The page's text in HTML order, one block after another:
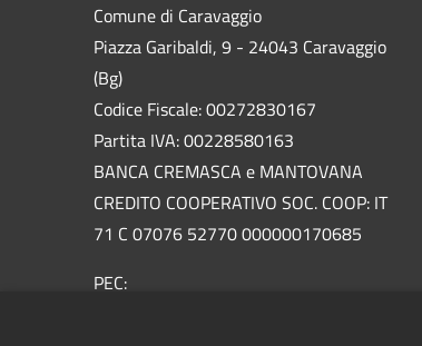
Comune di Caravaggio
Piazza Garibaldi, 9 - 24043 Caravaggio
(Bg)
Codice Fiscale: 00272830167
Partita IVA: 00228580163
BANCA CREMASCA e MANTOVANA
CREDITO COOPERATIVO SOC. COOP: IT
71 C 07076 52770 000000170685
PEC: